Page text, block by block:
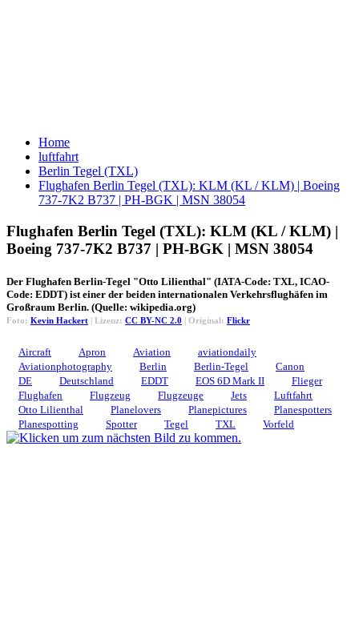
Home
luftfahrt
Berlin Tegel (TXL)
Flughafen Berlin Tegel (TXL): KLM (KL / KLM) | Boeing
737-7K2 B737 | PH-BGK | MSN 38054
Flughafen Berlin Tegel (TXL): KLM (KL / KLM) |
Boeing 737-7K2 B737 | PH-BGK | MSN 38054
Der Flughafen Berlin-Tegel "Otto Lilienthal" (IATA-Code: TXL, ICAO-
Code: EDDT) ist einer der beiden internationalen Verkehrsflughäfen im
Großraum Berlin. (Quelle: wikipedia.org)
Foto: Kevin Hackert | Lizenz: CC BY-NC 2.0 | Original: Flickr
Aircraft Apron Aviation
aviationdaily
Aviationphotography
Berlin Berlin-Tegel
Canon
DE
Deutschland EDDT EOS 6D Mark II
Flieger
Flughafen
Flugzeug Flugzeuge Jets
Luftfahrt
Otto Lilienthal
Planelovers Planepictures
Planespotters
Planespotting
Spotter Tegel TXL Vorfeld